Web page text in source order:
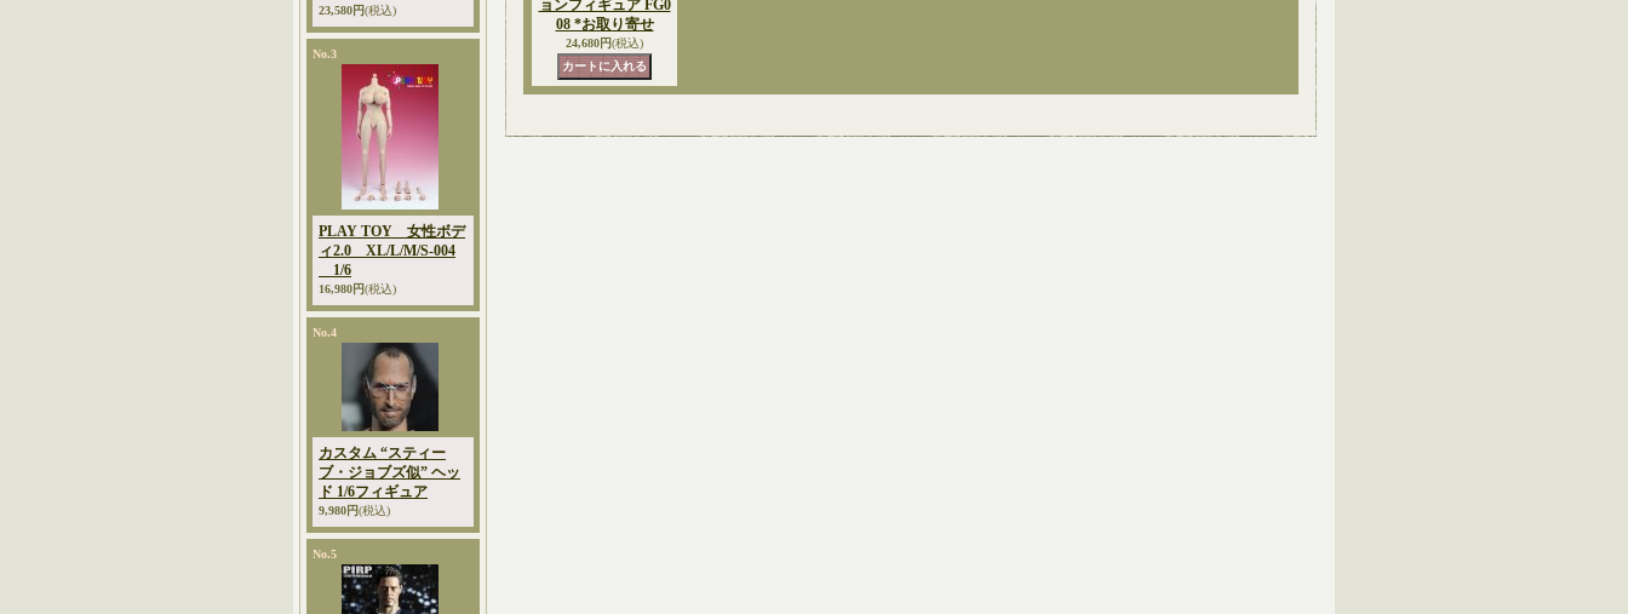
23,580円(税込)
No.3
PLAY TOY 女性ボデ
ィ2.0 XL/L/M/S-004
1/6
16,980円(税込)
No.4
カスタム “スティー
ブ・ジョブズ似” ヘッ
ド 1/6フィギュア
9,980円(税込)
No.5
ョンフィギュア FG0
08 *お取り寄せ
24,680円(税込)